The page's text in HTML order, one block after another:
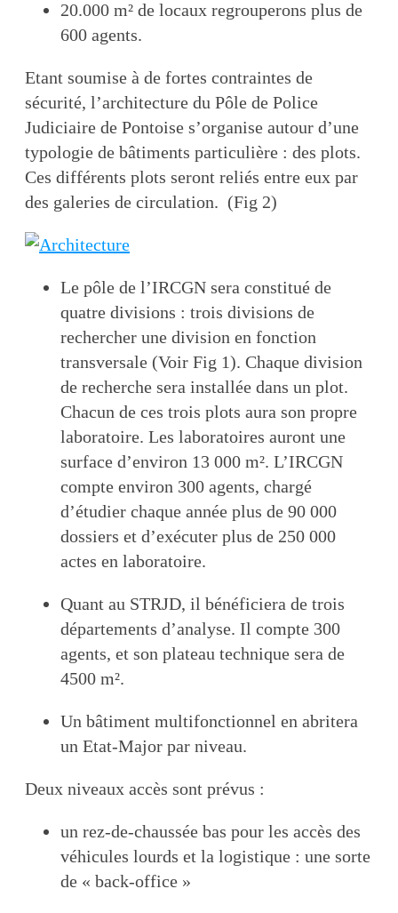
20.000 m² de locaux regrouperons plus de
600 agents.
Etant soumise à de fortes contraintes de
sécurité, l’architecture du Pôle de Police
Judiciaire de Pontoise s’organise autour d’une
typologie de bâtiments particulière : des plots.
Ces différents plots seront reliés entre eux par
des galeries de circulation. (Fig 2)
Le pôle de l’IRCGN sera constitué de
quatre divisions : trois divisions de
rechercher une division en fonction
transversale (Voir Fig 1). Chaque division
de recherche sera installée dans un plot.
Chacun de ces trois plots aura son propre
laboratoire. Les laboratoires auront une
surface d’environ 13 000 m². L’IRCGN
compte environ 300 agents, chargé
d’étudier chaque année plus de 90 000
dossiers et d’exécuter plus de 250 000
actes en laboratoire.
Quant au STRJD, il bénéficiera de trois
départements d’analyse. Il compte 300
agents, et son plateau technique sera de
4500 m².
Un bâtiment multifonctionnel en abritera
un Etat-Major par niveau.
Deux niveaux accès sont prévus :
un rez-de-chaussée bas pour les accès des
véhicules lourds et la logistique : une sorte
de « back-office »